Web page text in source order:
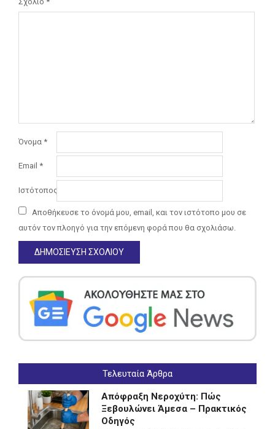
Όνομα *
Email *
Ιστότοπος
Αποθήκευσε το όνομά μου, email, και τον ιστότοπο μου σε
αυτόν τον πλοηγό για την επόμενη φορά που θα σχολιάσω.
Τελευταία Άρθρα
Απόφραξη Νεροχύτη: Πώς
Ξεβουλώνει Άμεσα – Πρακτικός
Οδηγός